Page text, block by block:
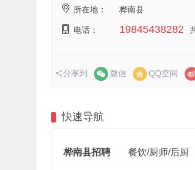
所在地： 桦南县
电话： 19845438282
分享到 微信 QQ空间
快速导航
桦南县招聘 餐饮/厨师/后厨